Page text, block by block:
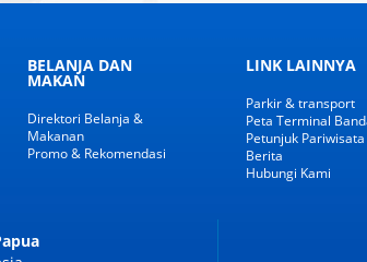
BELANJA DAN
MAKAN
Direktori Belanja &
Makanan
Promo & Rekomendasi
LINK LAINNYA
Parkir & transport
Peta Terminal
Petunjuk Pariwisata
Berita
Hubungi Kami